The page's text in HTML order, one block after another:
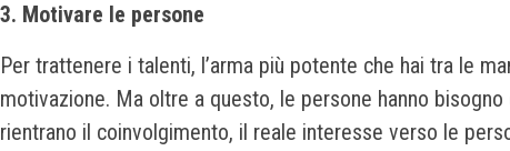
3. Motivare le persone
Per trattenere i talenti, l’arma più potente che hai tra le
motivazione. Ma oltre a questo, le persone hanno
rientrano il coinvolgimento, il reale interesse verso le